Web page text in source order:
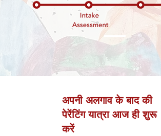
अपनी अलगाव के बाद की
पेरेंटिंग यात्रा आज ही शुरू
करें